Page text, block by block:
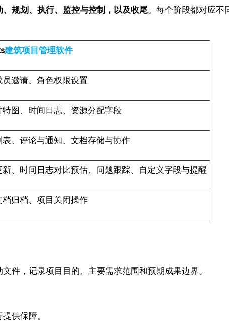
、规划、执行、监控与控制，以及收尾。每个阶段都对应不
建筑项目管理软件
员邀请、角色权限设置
特图、时间日志、资源分配字段
表、评论与通知、文档存储与协作
新、时间日志对比预估、问题跟踪、自定义字段与提醒
档归档、项目关闭操作
件，记录项目目的、主要需求范围和预期成果边界。
供保障。